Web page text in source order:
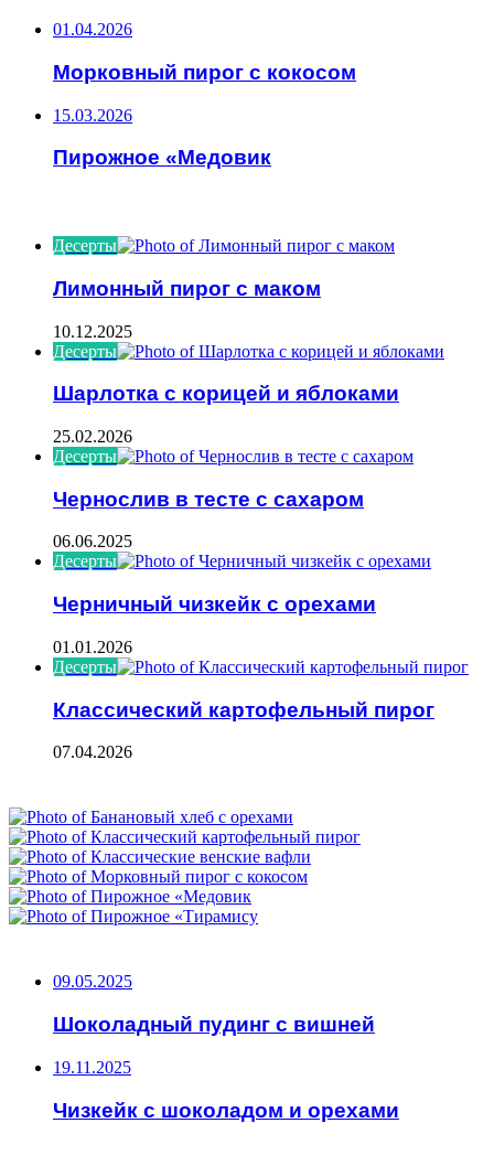
01.04.2026
Морковный пирог с кокосом
15.03.2026
Пирожное «Медовик
Десерты
Лимонный пирог с маком
10.12.2025
Десерты
Шарлотка с корицей и яблоками
25.02.2026
Десерты
Чернослив в тесте с сахаром
06.06.2025
Десерты
Черничный чизкейк с орехами
01.01.2026
Десерты
Классический картофельный пирог
07.04.2026
09.05.2025
Шоколадный пудинг с вишней
19.11.2025
Чизкейк с шоколадом и орехами